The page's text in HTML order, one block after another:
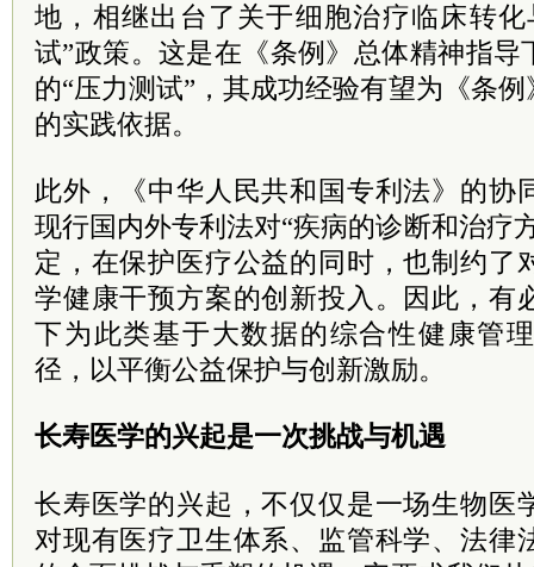
地，相继出台了关于细胞治疗临床转
试”政策。这是在《条例》总体精神指
的“压力测试”，其成功经验有望为《条
的实践依据。
此外，《中华人民共和国专利法》的协
现行国内外专利法对“疾病的诊断和治疗
定，在保护医疗公益的同时，也制约了
学健康干预方案的创新投入。因此，有
下为此类基于大数据的综合性健康管
径，以平衡公益保护与创新激励。
长寿医学的兴起是一次挑战与机遇
长寿医学的兴起，不仅仅是一场生物医
对现有医疗卫生体系、监管科学、法律